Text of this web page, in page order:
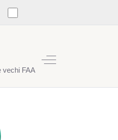
vechi FAA
Off-Canvas Toggle